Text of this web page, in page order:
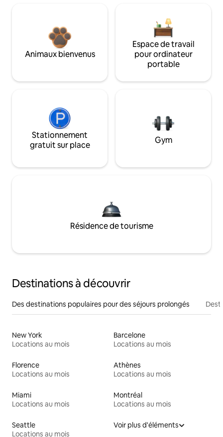
Animaux bienvenus
Espace de travail
pour ordinateur
portable
Stationnement
gratuit sur place
Gym
Résidence de tourisme
Destinations à découvrir
Des destinations populaires pour des séjours prolongés
New York
Locations au mois
Barcelone
Locations au mois
Florence
Locations au mois
Athènes
Locations au mois
Miami
Locations au mois
Montréal
Locations au mois
Seattle
Locations au mois
Voir plus d'éléments